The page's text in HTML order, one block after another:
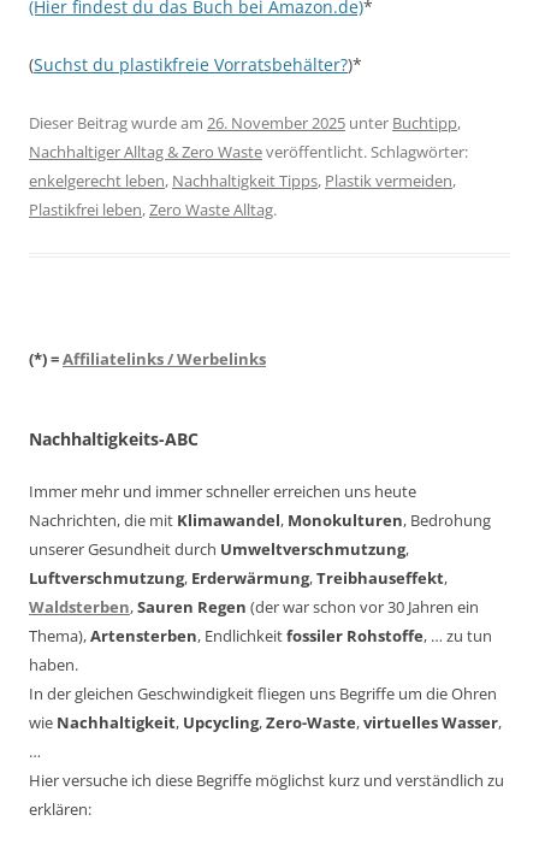
(Hier findest du das Buch bei Amazon.de)*
(Suchst du plastikfreie Vorratsbehälter?)*
Dieser Beitrag wurde am 26. November 2025 unter Buchtipp,
Nachhaltiger Alltag & Zero Wasteveröffentlicht. Schlagwörter:
enkelgerecht leben, Nachhaltigkeit Tipps, Plastik vermeiden,
Plastikfrei leben,Zero Waste Alltag.
(*) =Affiliatelinks / Werbelinks
Nachhaltigkeits-ABC
Immer mehr und immer schneller erreichen uns heute
Nachrichten, die mit Klimawandel, Monokulturen, Bedrohung
unserer Gesundheit durch Umweltverschmutzung,
Luftverschmutzung, Erderwärmung,Treibhauseffekt,
Waldsterben,Sauren Regen (der war schon vor 30 Jahren ein
Thema),Artensterben, Endlichkeitfossiler Rohstoffe, … zu tun
haben.
In der gleichen Geschwindigkeit fliegen uns Begriffe um die Ohren
wie Nachhaltigkeit, Upcycling,Zero-Waste,virtuelles Wasser,
…
Hier versuche ich diese Begriffe möglichst kurz und verständlich zu
erklären: